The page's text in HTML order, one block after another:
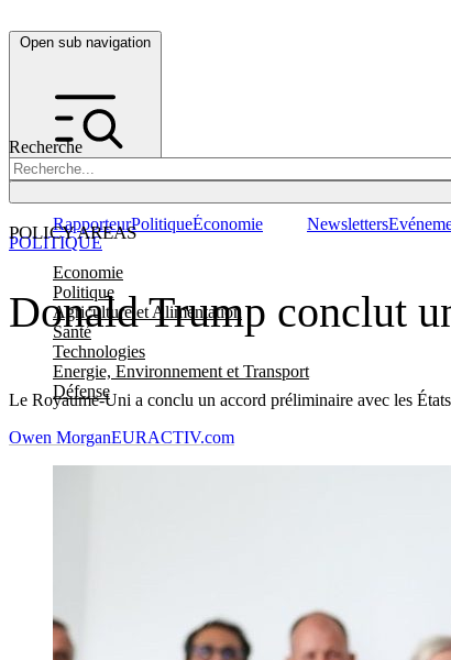
Open sub navigation
Recherche
POLICY AREAS
Economie
Politique
Agriculture et Alimentation
Santé
Technologies
Energie, Environnement et Transport
Défense
RapporteurPolitiqueÉconomie Newsletters
Donald Trump conclut
Le Royaume-Uni a conclu un accord préliminaire avec les
POLITIQUE
Owen MorganEURACTIV.com